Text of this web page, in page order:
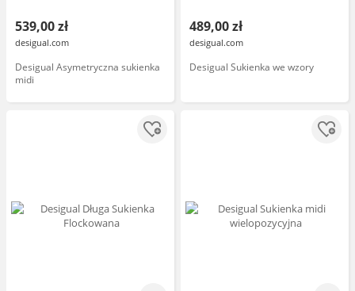
539,00 zł
desigual.com
Desigual Asymetryczna sukienka
midi
489,00 zł
desigual.com
Desigual Sukienka we wzory